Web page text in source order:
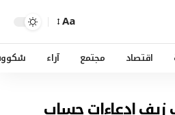
Aa
اقتصاد مجتمع آراء